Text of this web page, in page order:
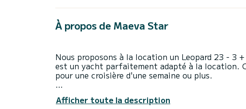
À propos de Maeva Star
Nous proposons à la location un Leopard 23 - 3
est un yacht parfaitement adapté à la location.
pour une croisière d'une semaine ou plus.
jusqu'à 8 personnes en navigation et profiter de
Afficher toute la description